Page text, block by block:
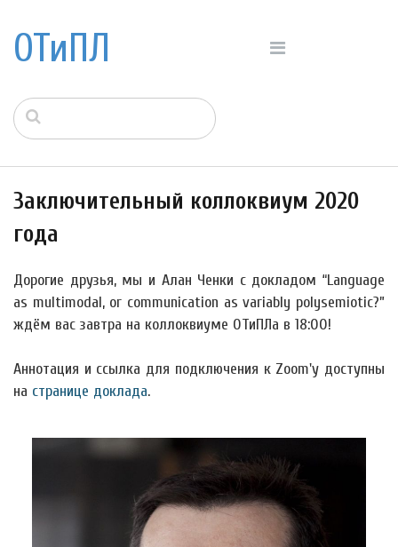
ОТиПЛ
Заключительный коллоквиум 2020
года
Дорогие друзья, мы и Алан Ченки с докладом “Language
as multimodal, or communication as variably polysemiotic?”
ждём вас завтра на коллоквиуме ОТиПЛа в 18:00!
Аннотация и ссылка для подключения к Zoom'у доступны
на странице доклада.